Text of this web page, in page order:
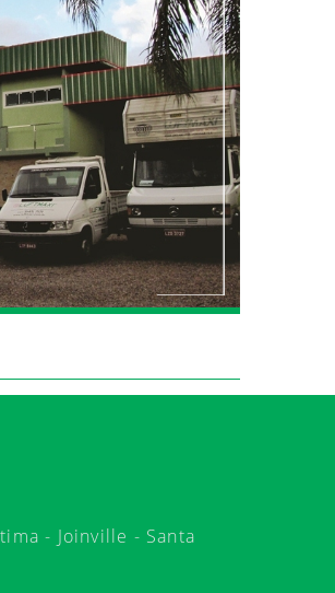
- Joinville - Santa